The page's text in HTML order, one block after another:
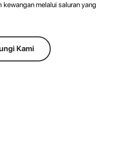
melalui saluran yang
Kami